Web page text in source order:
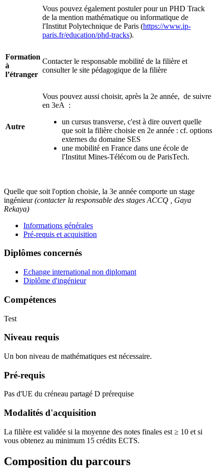
Vous pouvez également postuler pour un PHD Track
de la mention mathématique ou informatique de
l'Institut Polytechnique de Paris (https://www.ip-
paris.fr/education/phd-tracks).
Formation
à
l’étranger
Contacter le responsable mobilité de la filière et
consulter le site pédagogique de la filière
Autre
Vous pouvez aussi choisir, après la 2e année, de suivre
en 3eA :
un cursus transverse, c'est à dire ouvert quelle
que soit la filière choisie en 2e année : cf. options
externes du domaine SES
une mobilité en France dans une école de
l'Institut Mines-Télécom ou de ParisTech.
Quelle que soit l'option choisie, la 3e année comporte un stage
ingénieur(contacter la responsable des stages ACCQ , Gaya
Rekaya)
Informations générales
Pré-requis et acquisition
Diplômes concernés
Echange international non diplomant
Diplôme d'ingénieur
Compétences
Test
Niveau requis
Un bon niveau de mathématiques est nécessaire.
Pré-requis
Pas d'UE du créneau partagé D prérequise
Modalités d'acquisition
La filière est validée si la moyenne des notes finales est ≥ 10 et si
vous obtenez au minimum 15 crédits ECTS.
Composition du parcours